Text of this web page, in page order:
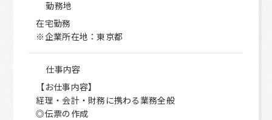
勤務地
在宅勤務
※企業所在地：東京都
仕事内容
【お仕事内容】
経理・会計・財務に携わる業務全般
◎伝票の作成